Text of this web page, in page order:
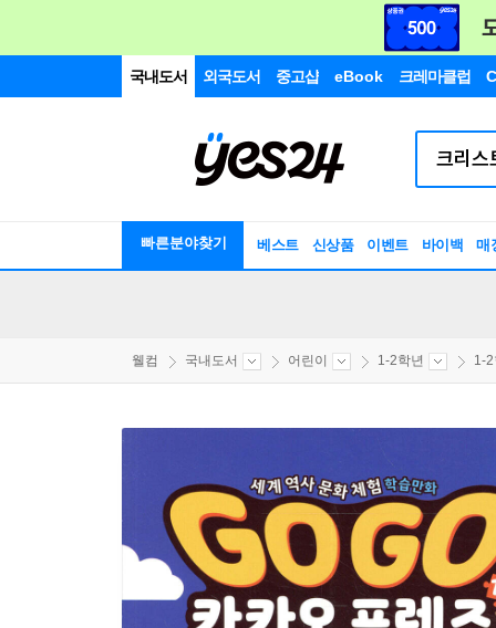
국내도서 외국도서 중고샵 eBook 크레마클럽
빠른분야찾기 베스트 신상품 이벤트 바이백 매
웰컴 국내도서 어린이 1-2학년 1-